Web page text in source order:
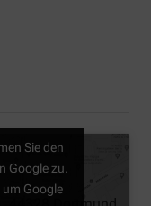
Sie den
Google zu.
um Google